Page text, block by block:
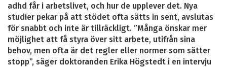
adhd får i arbetslivet, och hur de upplever det. Nya
studier pekar på att stödet ofta sätts in sent, avslutas
för snabbt och inte är tillräckligt. ”Många önskar mer
möjlighet att få styra över sitt arbete, utifrån sina
behov, men ofta är det regler eller normer som sätter
stopp”, säger doktoranden Erika Högstedt i en intervju